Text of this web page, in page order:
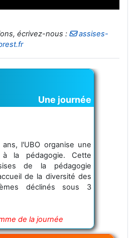
écrivez-nous :
assises-
Une journée
l'UBO organise une
à la pédagogie. Cette
de la pédagogie
de la diversité des
déclinés sous 3
de la journée